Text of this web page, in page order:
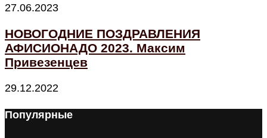
27.06.2023
НОВОГОДНИЕ ПОЗДРАВЛЕНИЯ
АФИСИОНАДО 2023. Максим
Привезенцев
29.12.2022
Популярные